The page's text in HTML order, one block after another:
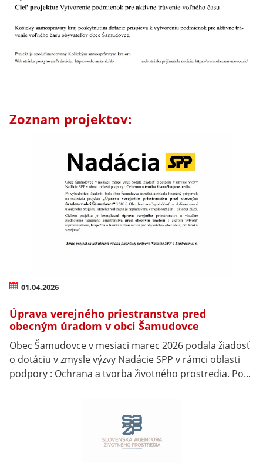
Zoznam projektov:
01.04.2026
Úprava verejného priestranstva pred
obecným úradom v obci Šamudovce
Obec Šamudovce v mesiaci marec 2026 podala žiadosť
o dotáciu v zmysle výzvy Nadácie SPP v rámci oblasti
podpory : Ochrana a tvorba životného prostredia. Po...